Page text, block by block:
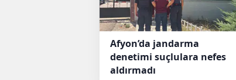
Afyon’da jandarma
denetimi suçlulara nefes
aldırmadı